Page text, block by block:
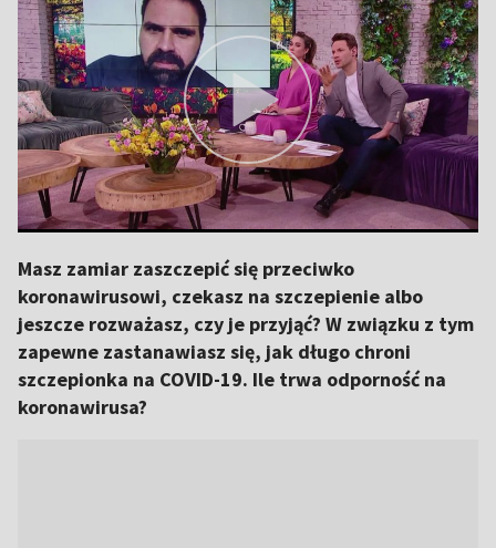
Masz zamiar zaszczepić się przeciwko
koronawirusowi, czekasz na szczepienie albo
jeszcze rozważasz, czy je przyjąć? W związku z tym
zapewne zastanawiasz się, jak długo chroni
szczepionka na COVID-19. Ile trwa odporność na
koronawirusa?